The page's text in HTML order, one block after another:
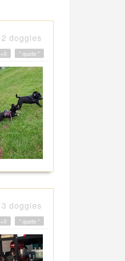
2 doggies
" quote "
+0
3 doggies
" quote "
+0